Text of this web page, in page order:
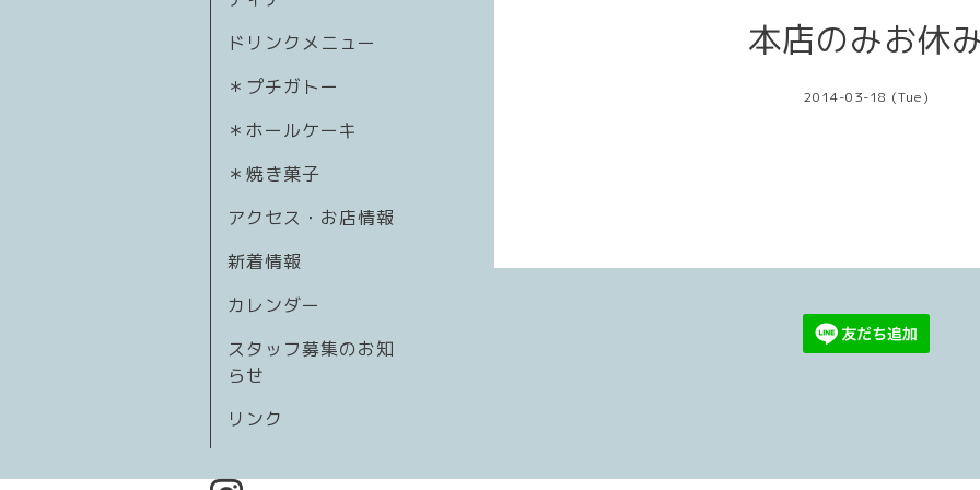
ドリンクメニュー
＊プチガトー
＊ホールケーキ
＊焼き菓子
アクセス・お店情報
新着情報
カレンダー
スタッフ募集のお知
らせ
リンク
本店のみお休
2014-03-18 (Tue)